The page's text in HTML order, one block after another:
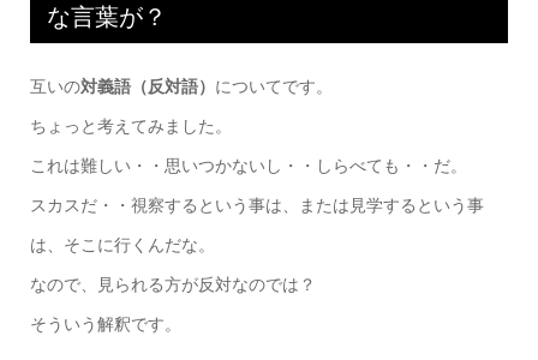
な言葉が？
互いの対義語（反対語） についてです。
ちょっと考えてみました。
これは難しい・・思いつかないし・・しらべても・・だ。
スカスだ・・視察するという事は、または見学するという事
は、そこに行くんだな。
なので、見られる方が反対なのでは？
そういう解釈です。